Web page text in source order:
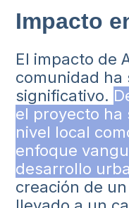
Impacto
El impacto de
comunidad ha
significativo.
el proyecto ha
nivel local
enfoque
desarrollo
creación de